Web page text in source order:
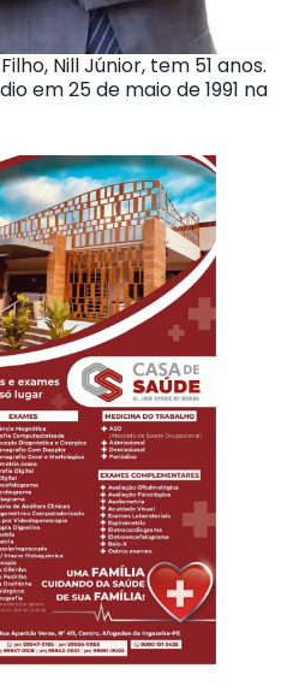
Nill Júnior, tem 51 anos.
em 25 de maio de 1991 na